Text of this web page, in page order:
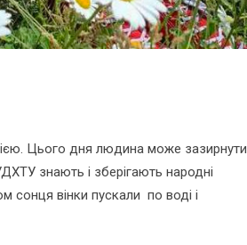
Цього дня людина може зазирнути
знають і зберігають народні
сонця вінки пускали по воді і